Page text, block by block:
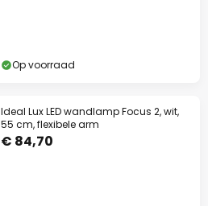
Op voorraad
Ideal Lux LED wandlamp Focus 2, wit,
55 cm, flexibele arm
€ 84,70